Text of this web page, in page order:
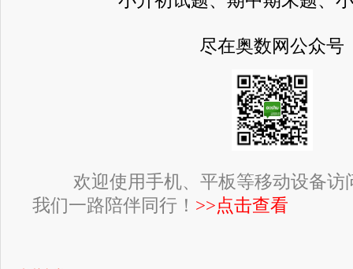
尽在奥数网公众号
欢迎使用手机、平板等移动设备访
我们一路陪伴同行！ >>点击查看